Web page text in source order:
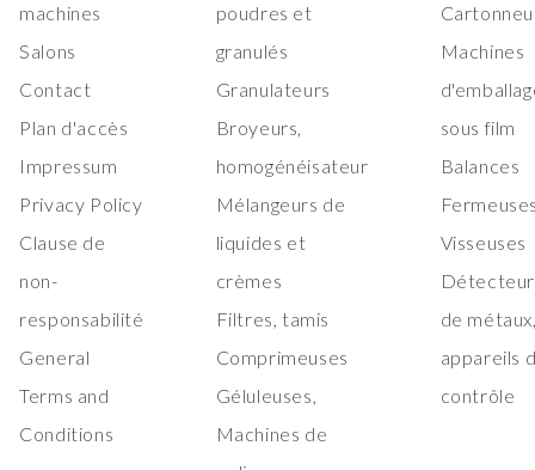
machines
Salons
Contact
Plan d'accès
Impressum
Privacy Policy
Clause de
non-
responsabilité
General
Terms and
Conditions
poudres et
granulés
Granulateurs
Broyeurs,
homogénéisateur
Mélangeurs de
liquides et
crèmes
Filtres, tamis
Comprimeuses
Géluleuses,
Machines de
Machines
sous film
Balances
Visseuses
de
appareils
contrôle